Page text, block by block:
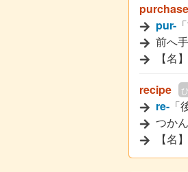
pur-
前へ
【名
recipe
re- 「
つか
【名